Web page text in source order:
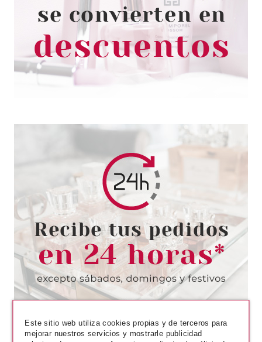
GINGEMBRE EDP 100 ML VP
Pvr 150.00€
-46%
desde
81.20€
HERMES
HERMES TERRE D´HERMES
DEO VAPO 150 ML
Pvr 43.00€
-49%
desde
21.95€
Este sitio web utiliza cookies propias y de terceros para
mejorar nuestros servicios y mostrarle publicidad